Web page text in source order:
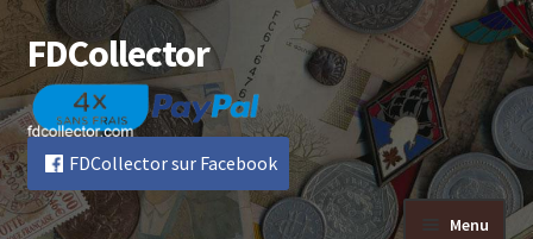
Aller
navigation
Aller
au
contenu
FDCollector
FDCollector sur Facebook
Menu